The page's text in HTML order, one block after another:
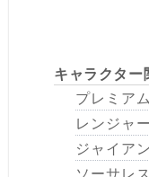
キャラクター
プレミア
レンジャー
ジャイア